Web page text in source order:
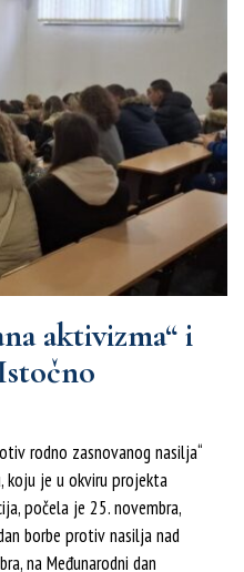
aktivizma“ i
rodno zasnovanog nasilja“
koju je u okviru projekta
počela je 25. novembra,
borbe protiv nasilja nad
na Međunarodni dan